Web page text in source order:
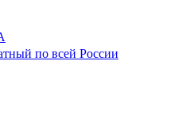
по всей России